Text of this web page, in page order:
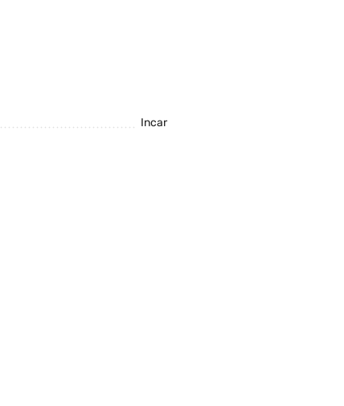
Incar